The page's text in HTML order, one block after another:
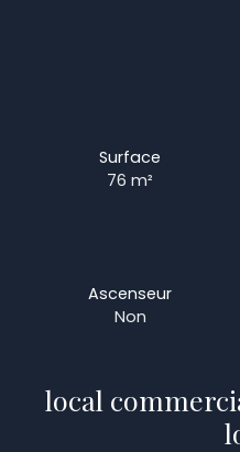
Surface
76m²
Ascenseur
Non
local